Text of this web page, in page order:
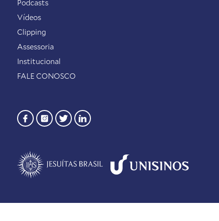
Podcasts
Vídeos
Clipping
Assessoria
Institucional
FALE CONOSCO